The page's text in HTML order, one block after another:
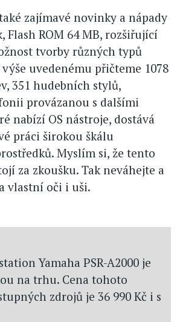
zajímavé novinky a nápady
Flash ROM 64 MB, rozšiřující
tvorby různých typů
uvedenému přičteme 1078
351 hudebních stylů,
provázanou s dalšími
nabízí OS nástroje, dostává
práci širokou škálu
Myslím si, že tento
za zkoušku. Tak neváhejte a
vlastní oči i uši.
Yamaha PSR-A2000 je
na trhu. Cena tohoto
zdrojů je 36 990 Kč i s